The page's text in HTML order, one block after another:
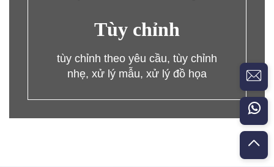
Tùy chỉnh
tùy chỉnh theo yêu cầu, tùy chỉnh
nhẹ, xử lý mẫu, xử lý đồ họa